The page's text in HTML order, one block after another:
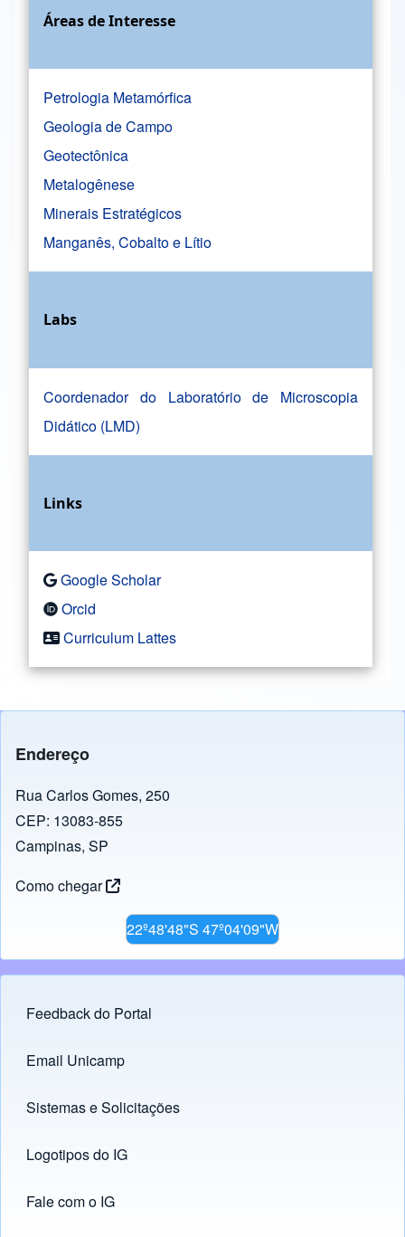
Áreas de Interesse
Petrologia Metamórfica
Geologia de Campo
Geotectônica
Metalogênese
Minerais Estratégicos
Manganês, Cobalto e Lítio
Labs
Coordenador do Laboratório de Microscopia
Didático (LMD)
Links
Google Scholar
Orcid
Curriculum Lattes
Endereço
Rua Carlos Gomes, 250
CEP: 13083-855
Campinas, SP
Como chegar
22º48'48"S 47º04'09"W
Footer menu
Feedback do Portal
Links
Email Unicamp
(opens in new tab)
Sistemas e Solicitações
(opens in new tab)
Logotipos do IG
(opens in new tab)
Fale com o IG